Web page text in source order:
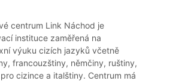
centrum Link Náchod je
instituce zaměřená na
výuku cizích jazyků včetně
francouzštiny, němčiny, ruštiny,
cizince a italštiny. Centrum má